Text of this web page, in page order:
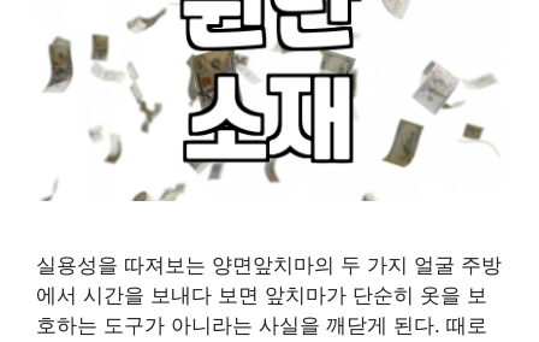
실용성을 따져보는 양면앞치마의 두 가지 얼굴 주방
에서 시간을 보내다 보면 앞치마가 단순히 옷을 보
호하는 도구가 아니라는 사실을 깨닫게 된다. 때로